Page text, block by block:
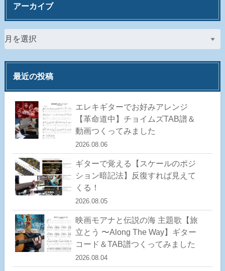
アーカイブ
最近の投稿
エレキギターでお好みアレンジ
【革命道中】チョイムズTAB譜＆
動画つくってみました
2026.08.06
ギターで覚える【スケールのポジ
ション暗記法】反復すれば見えて
くる！
2026.08.05
映画モアナと伝説の海 主題歌【旅
立とう 〜Along The Way】ギター
コード＆TAB譜つくってみました
2026.08.04